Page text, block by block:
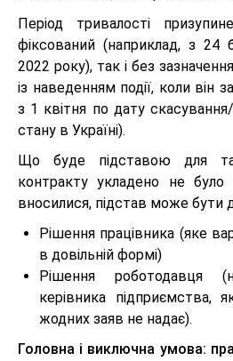
Період тривалості
фіксований (наприклад, з 24
2022 року), так і без
із наведенням події, коли він
з 1 квітня по дату
стану в Україні).
Що буде підставою для
контракту укладено не
вносилися, підстав може бути
Рішення працівника (яке
в довільній формі)
Рішення роботодавця
керівника підприємства,
жодних заяв не надає).
Головна і виключна умова: